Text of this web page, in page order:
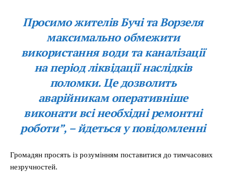
Просимо жителів Бучі та Ворзеля
максимально обмежити
використання води та каналізації
на період ліквідації наслідків
поломки. Це дозволить
аварійникам оперативніше
виконати всі необхідні ремонтні
роботи”,– йдеться у повідомленні
Громадян просять із розумінням поставитися до тимчасових
незручностей.